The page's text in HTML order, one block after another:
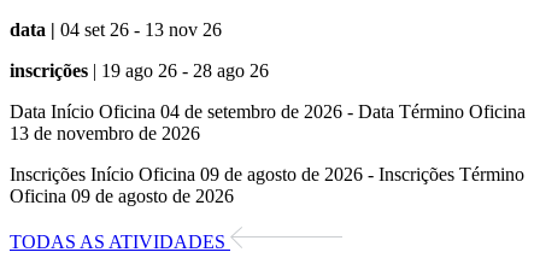
data | 04 set 26 - 13 nov 26
inscrições | 19 ago 26 - 28 ago 26
Data Início Oficina 04 de setembro de 2026 - Data Término Oficina
13 de novembro de 2026
Inscrições Início Oficina 09 de agosto de 2026 - Inscrições Término
Oficina 09 de agosto de 2026
TODAS AS ATIVIDADES